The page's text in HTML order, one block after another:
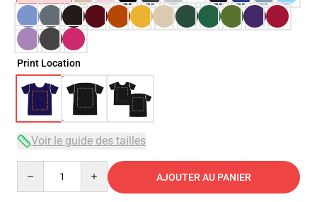
Print Location
Voir le guide des tailles
AJOUTER AU PANIER